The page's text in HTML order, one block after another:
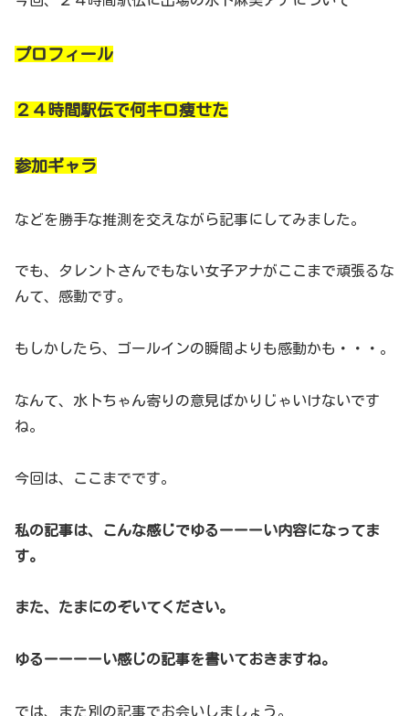
プロフィール
２４時間駅伝で何キロ痩せた
参加ギャラ
などを勝手な推測を交えながら記事にしてみました。
でも、タレントさんでもない女子アナがここまで頑張るな
んて、感動です。
もしかしたら、ゴールインの瞬間よりも感動かも・・・。
なんて、水卜ちゃん寄りの意見ばかりじゃいけないです
ね。
今回は、ここまでです。
私の記事は、こんな感じでゆるーーーい内容になってま
す。
また、たまにのぞいてください。
ゆるーーーーい感じの記事を書いておきますね。
では、また別の記事でお会いしましょう。